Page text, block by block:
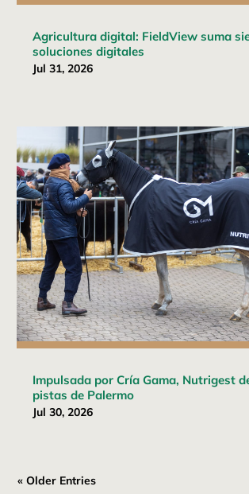
Agricultura digital: FieldView suma
soluciones digitales
Jul 31, 2026
Impulsada por Cría Gama, Nutrigest
pistas de Palermo
Jul 30, 2026
« Older Entries